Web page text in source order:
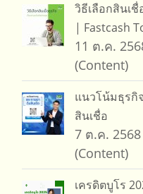
วิธีเลือกสินเ
| Fastcash
11 ต.ค.
(Content)
แนวโน้มธุรกิ
สินเชื่อ
7 ต.ค. 2568
(Content)
เครดิตบูโร